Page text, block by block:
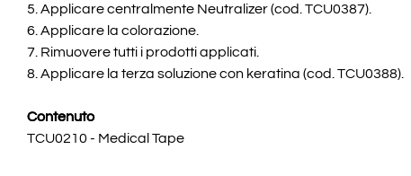
5. Applicare centralmente Neutralizer (cod. TCU0387).
6. Applicare la colorazione.
7. Rimuovere tutti i prodotti applicati.
8. Applicare la terza soluzione con keratina (cod. TCU0388).
Contenuto
TCU0210 - Medical Tape